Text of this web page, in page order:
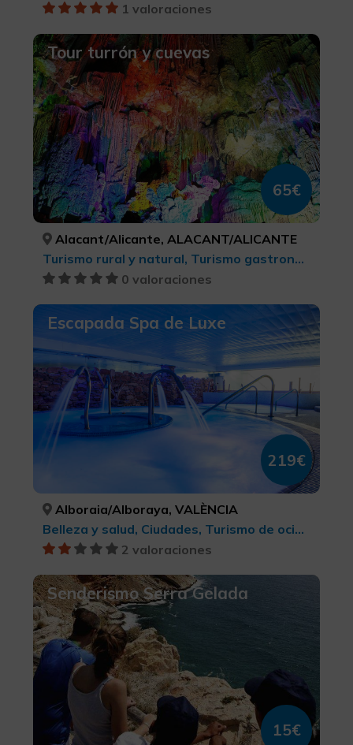
1 valoraciones
Tour turrón y cuevas
65€
Alacant/Alicante, ALACANT/ALICANTE
Turismo rural y natural, Turismo gastronómico, Turismo cultural
0 valoraciones
Escapada Spa de Luxe
219€
Alboraia/Alboraya, VALÈNCIA
Belleza y salud, Ciudades, Turismo de ocio y diversión
2 valoraciones
Senderismo Serra Gelada
15€